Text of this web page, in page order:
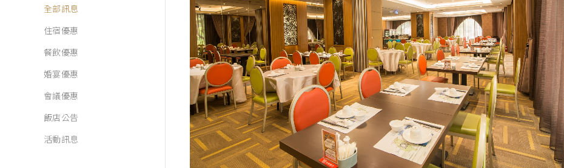
全部訊息
住宿優惠
餐飲優惠
婚宴優惠
會議優惠
飯店公告
活動訊息